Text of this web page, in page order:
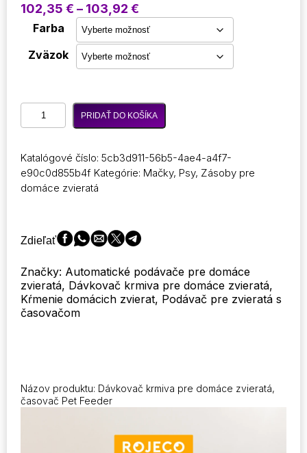
102,35 € – 103,92 €
range:
through
103,92 €
Farba
Zväzok
množstvo
Automatické
pre
zvieratá
Verzia
dávkovače
krmiva
mačky
Príslušenstvo
Smart
Control
Psy
Suché
krmivo
PRIDAŤ DO KOŠÍKA
Katalógové číslo: 5cb3d911-56b5-4ae4-a4f7-
e90c0d855b4f Kategórie: Mačky, Psy, Zásoby pre
domáce zvieratá
Zdieľať
Značky: Automatické podávače pre domáce
zvieratá, Dávkovač krmiva pre domáce zvieratá,
Kŕmenie domácich zvierat, Podávač pre zvieratá s
časovačom
Názov produktu: Dávkovač krmiva pre domáce zvieratá,
časovač Pet Feeder